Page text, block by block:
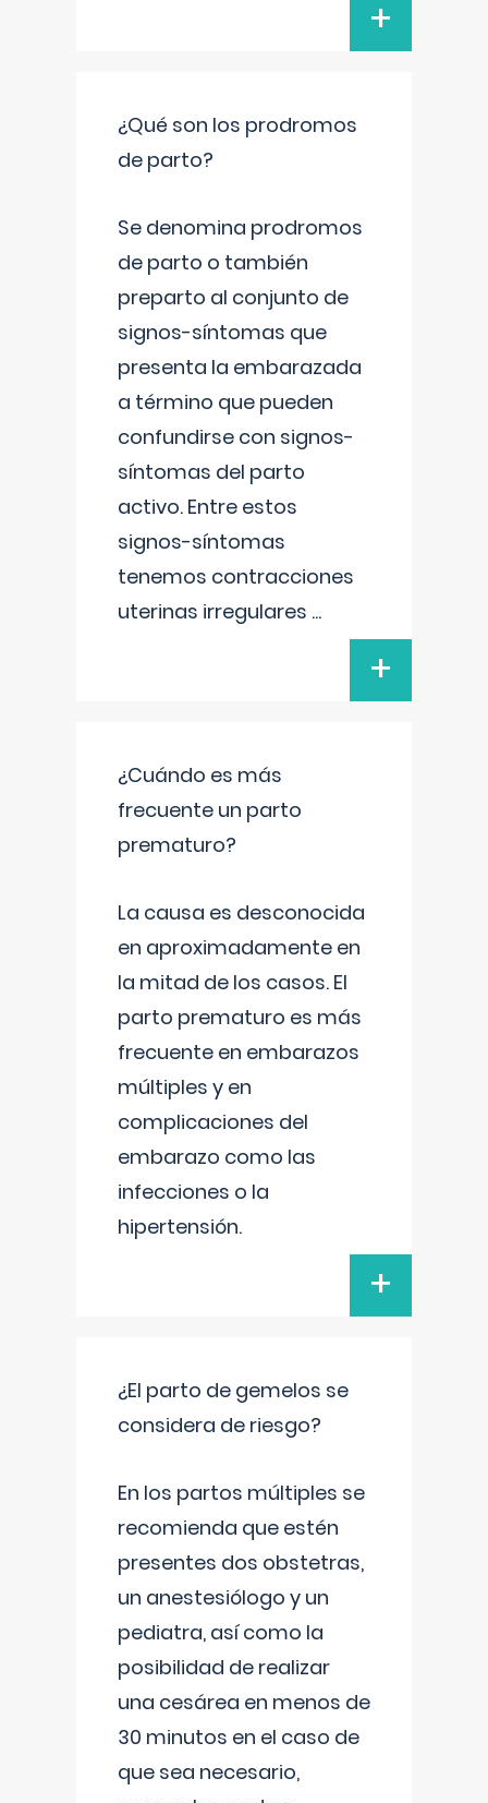
+
¿Qué son los prodromos
de parto?
Se denomina prodromos
de parto o también
preparto al conjunto de
signos-síntomas que
presenta la embarazada
a término que pueden
confundirse con signos-
síntomas del parto
activo. Entre estos
signos-síntomas
tenemos contracciones
uterinas irregulares ...
+
¿Cuándo es más
frecuente un parto
prematuro?
La causa es desconocida
en aproximadamente en
la mitad de los casos. El
parto prematuro es más
frecuente en embarazos
múltiples y en
complicaciones del
embarazo como las
infecciones o la
hipertensión.
+
¿El parto de gemelos se
considera de riesgo?
En los partos múltiples se
recomienda que estén
presentes dos obstetras,
un anestesiólogo y un
pediatra, así como la
posibilidad de realizar
una cesárea en menos de
30 minutos en el caso de
que sea necesario,